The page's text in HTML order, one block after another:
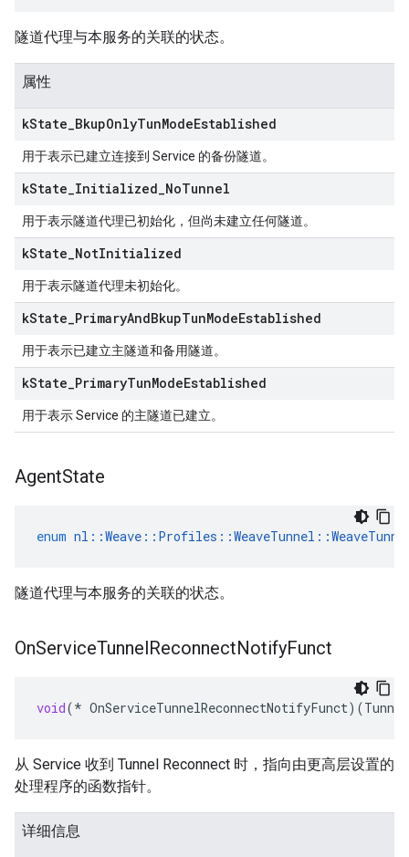
隧道代理与本服务的关联的状态。
属性
kState BkupOnlyTunModeEstablished
用于表示已建立连接到 Service 的备份隧道。
kState Initialized NoTunnel
用于表示隧道代理已初始化，但尚未建立任何隧道。
kState NotInitialized
用于表示隧道代理未初始化。
kState PrimaryAndBkupTunModeEstablished
用于表示已建立主隧道和备用隧道。
kState PrimaryTunModeEstablished
用于表示 Service 的主隧道已建立。
AgentState
enum nl ::Weave :: Profiles ::WeaveTunnel ::
隧道代理与本服务的关联的状态。
OnServiceTunnelReconnectNotifyFunct
void(* OnServiceTunnelReconnectNotifyFunct)(
从 Service 收到 Tunnel Reconnect 时，指向由更高层设置的
处理程序的函数指针。
详细信息